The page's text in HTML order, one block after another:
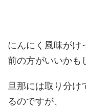
にんにく風味がけ
前の方がいいかも
旦那には取り分け
るのですが、